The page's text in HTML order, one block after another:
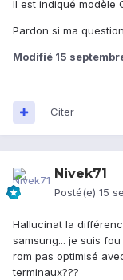
Il est indiqué modèle
Pardon si ma
Modifié 15
Citer
Nivek71
Posté(e) 15
Hallucinat la
samsung... je suis
rom pas optimisé
terminaux???